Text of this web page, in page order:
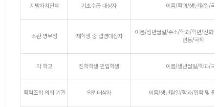
지방자치단체 기초수급 대상자 이름/학과/생년월일/국
소관 병무청 재학생 중 입영대상자
이름/생년월일/주소/학과/학년/전화
변동/국적
각 학교 진학학생 편입학생 이름/생년월일/학과/국
학력조회 의뢰 기관 의뢰대상자 이름/생년월일/학과/입학 및 졸